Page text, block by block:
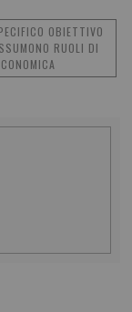
OBIETTIVO
RUOLI DI